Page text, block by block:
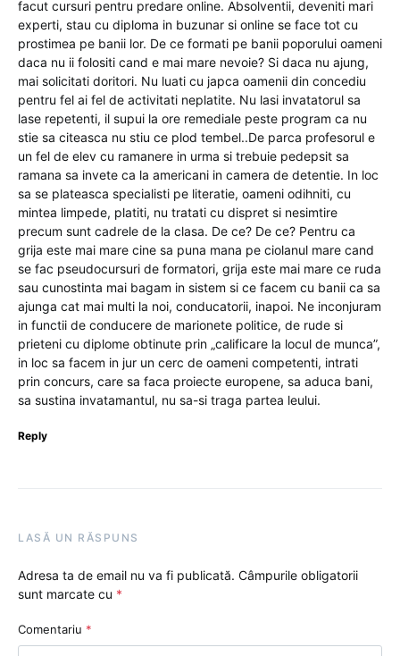
facut cursuri pentru predare online. Absolventii, deveniti mari
experti, stau cu diploma in buzunar si online se face tot cu
prostimea pe banii lor. De ce formati pe banii poporului oameni
daca nu ii folositi cand e mai mare nevoie? Si daca nu ajung,
mai solicitati doritori. Nu luati cu japca oamenii din concediu
pentru fel ai fel de activitati neplatite. Nu lasi invatatorul sa
lase repetenti, il supui la ore remediale peste program ca nu
stie sa citeasca nu stiu ce plod tembel..De parca profesorul e
un fel de elev cu ramanere in urma si trebuie pedepsit sa
ramana sa invete ca la americani in camera de detentie. In loc
sa se plateasca specialisti pe literatie, oameni odihniti, cu
mintea limpede, platiti, nu tratati cu dispret si nesimtire
precum sunt cadrele de la clasa. De ce? De ce? Pentru ca
grija este mai mare cine sa puna mana pe ciolanul mare cand
se fac pseudocursuri de formatori, grija este mai mare ce ruda
sau cunostinta mai bagam in sistem si ce facem cu banii ca sa
ajunga cat mai multi la noi, conducatorii, inapoi. Ne inconjuram
in functii de conducere de marionete politice, de rude si
prieteni cu diplome obtinute prin „calificare la locul de munca”,
in loc sa facem in jur un cerc de oameni competenti, intrati
prin concurs, care sa faca proiecte europene, sa aduca bani,
sa sustina invatamantul, nu sa-si traga partea leului.
Reply
LASĂ UN RĂSPUNS
Adresa ta de email nu va fi publicată. Câmpurile obligatorii
sunt marcate cu *
Comentariu *